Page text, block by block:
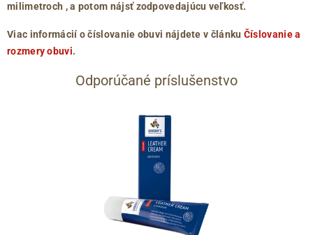
milimetroch , a potom nájsť zodpovedajúcu veľkosť.
Viac informácií o číslovanie obuvi nájdete v článku Číslovanie a
rozmery obuvi.
Odporúčané príslušenstvo